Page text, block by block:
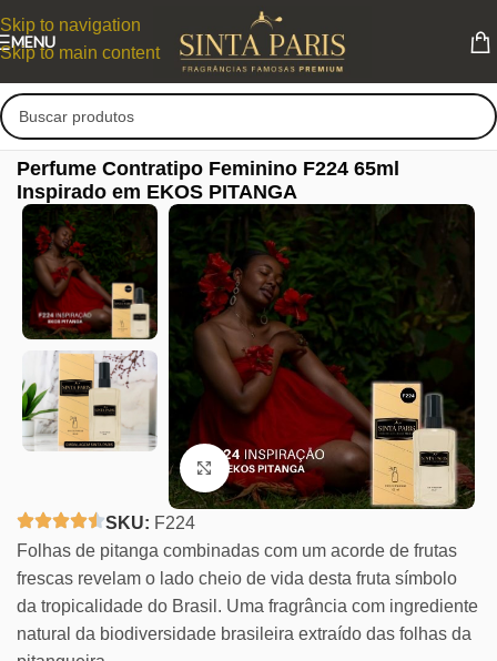
Skip to navigation
Skip to main content
MENU
Perfume Contratipo Feminino F224 65ml
Inspirado em EKOS PITANGA
Clique para ampliar
SKU: F224
Folhas de pitanga combinadas com um acorde de frutas
frescas revelam o lado cheio de vida desta fruta símbolo
da tropicalidade do Brasil. Uma fragrância com ingrediente
natural da biodiversidade brasileira extraído das folhas da